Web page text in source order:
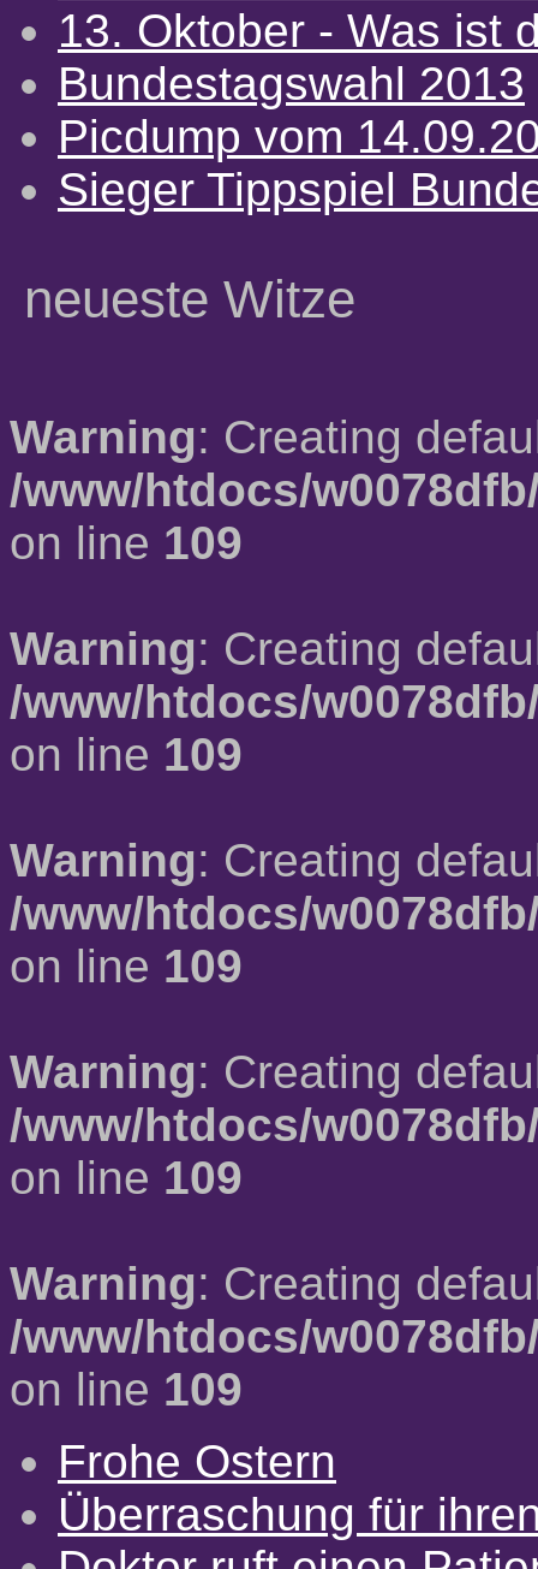
13. Oktober - Was ist
Bundestagswahl 2013
Picdump vom
Sieger Tippspiel
neueste Witze
Warning: Creating
/www/htdocs/
on line 109
Warning: Creating
/www/htdocs/
on line 109
Warning: Creating
/www/htdocs/
on line 109
Warning: Creating
/www/htdocs/
on line 109
Warning: Creating
/www/htdocs/
on line 109
Frohe Ostern
Überraschung für